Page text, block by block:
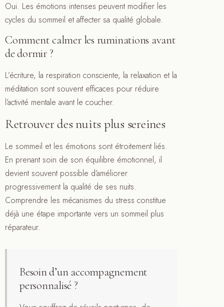
Oui. Les émotions intenses peuvent modifier les
cycles du sommeil et affecter sa qualité globale.
Comment calmer les ruminations avant
de dormir ?
L’écriture, la respiration consciente, la relaxation et la
méditation sont souvent efficaces pour réduire
l’activité mentale avant le coucher.
Retrouver des nuits plus sereines
Le sommeil et les émotions sont étroitement liés.
En prenant soin de son équilibre émotionnel, il
devient souvent possible d’améliorer
progressivement la qualité de ses nuits.
Comprendre les mécanismes du stress constitue
déjà une étape importante vers un sommeil plus
réparateur.
Besoin d’un accompagnement
personnalisé ?